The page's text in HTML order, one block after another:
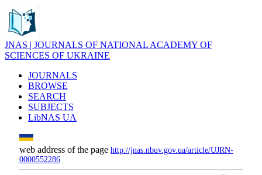
JNAS | JOURNALS OF NATIONAL ACADEMY OF
SCIENCES OF UKRAINE
JOURNALS
BROWSE
SEARCH
SUBJECTS
LibNAS UA
web address of the page http://jnas.nbuv.gov.ua/article/UJRN-
0000552286